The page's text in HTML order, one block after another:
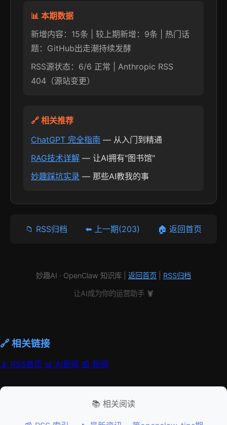
📊 本期数据
新增内容：15条 | 较上期新增：9条 | 热门话
题：GitHub出走潮持续发酵
RSS源状态：6/6 正常 | Anthropic RSS
404（源站变更）
🔗 相关推荐
ChatGPT 完全指南 — 从入门到精通
RAG技术详解 — 让AI拥有"图书馆"
妙趣踩坑实录 — 那些AI教我的事
📁 RSS归档 ⬅️ 上一期(203) 🏠 返回首页
妙趣AI · OpenClaw 知识库 | 返回首页 RSS归档
让AI成为你的运营助手 🦞
🔗 相关链接
📡 RSS首页 📊 AI新闻 📰 新闻
📚 相关阅读